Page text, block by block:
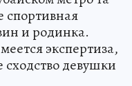
спортивная
и родинка.
экспертиза,
девушки